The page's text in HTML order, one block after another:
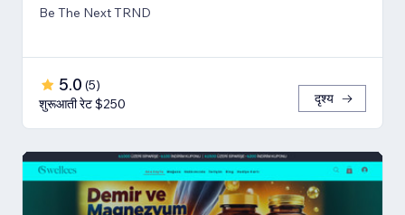
Be The Next TRND
5.0 (5)
शुरूआती रेट $250
दृश्य